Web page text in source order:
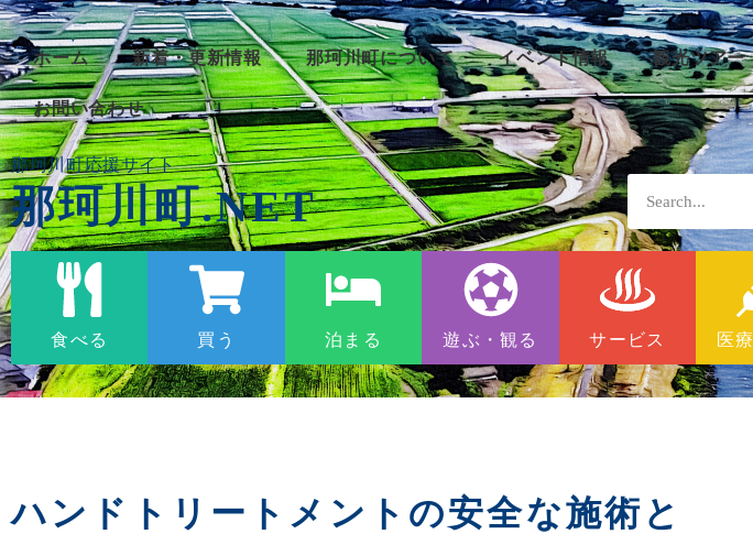
ホーム 新着・更新情報 那珂川町について イベント情報 観光ツアー
お問い合わせ
那珂川町応援サイト
那珂川町.NET
食べる 買う 泊まる 遊ぶ・観る サービス 医
ハンドトリートメントの安全な施術と